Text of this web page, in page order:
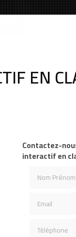
EN
Contactez-
interactif en